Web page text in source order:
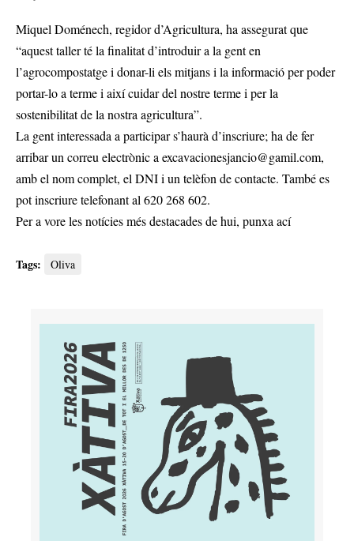
Miquel Doménech, regidor d’Agricultura, ha assegurat que
“aquest taller té la finalitat d’introduir a la gent en
l’agrocompostatge i donar-li els mitjans i la informació per poder
portar-lo a terme i així cuidar del nostre terme i per la
sostenibilitat de la nostra agricultura”.
La gent interessada a participar s’haurà d’inscriure; ha de fer
arribar un correu electrònic aexcavacionesjancio@gamil.com,
amb el nom complet, el DNI i un telèfon de contacte. També es
pot inscriure telefonant al 620 268 602.
Per a vore les notícies més destacades de hui, punxa ací
Tags: Oliva